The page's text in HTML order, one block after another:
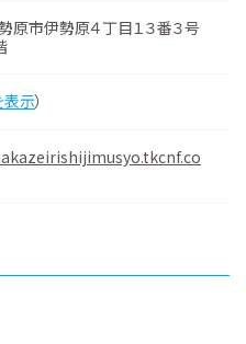
原市伊勢原４丁目１３番３号
表示）